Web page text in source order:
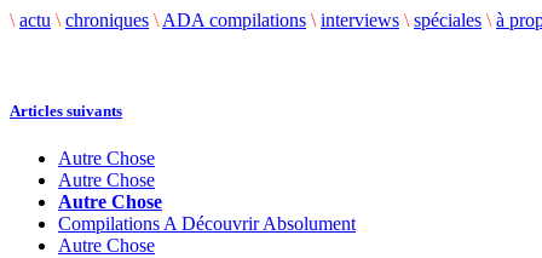
\ actu \ chroniques \ ADA compilations \ interviews \ spéciales \ à
Articles suivants
Autre Chose
Autre Chose
Autre Chose
Compilations A Découvrir Absolument
Autre Chose